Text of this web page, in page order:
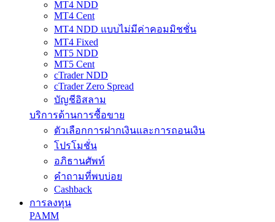
MT4 NDD
MT4 Cent
MT4 NDD แบบไม่มีค่าคอมมิชชั่น
MT4 Fixed
MT5 NDD
MT5 Cent
cTrader NDD
cTrader Zero Spread
บัญชีอิสลาม
บริการด้านการซื้อขาย
ตัวเลือกการฝากเงินและการถอนเงิน
โปรโมชั่น
อภิธานศัพท์
คำถามที่พบบ่อย
Cashback
การลงทุน
PAMM